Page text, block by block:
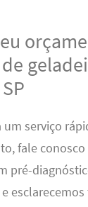
um serviço
fale
pré-
esclarecemos